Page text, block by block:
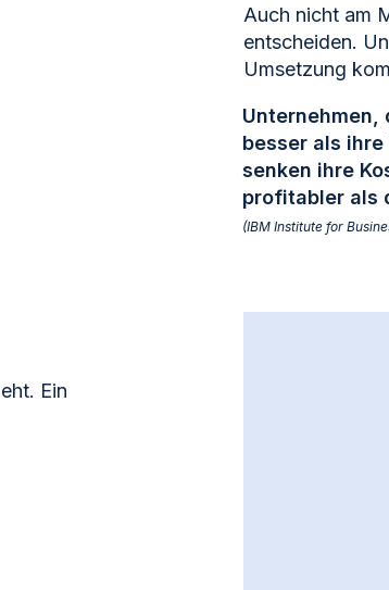
Auch nicht am
entscheiden.
Umsetzung
besser als
senken ihre
profitabler als
(IBM Institute for
Ein